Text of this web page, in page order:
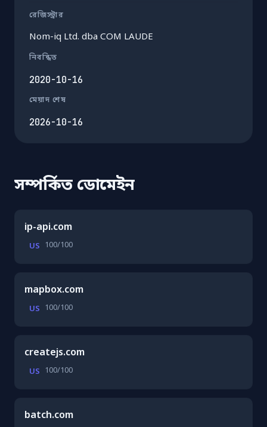
রেজিস্ট্রার
Nom-iq Ltd. dba COM LAUDE
নিবন্ধিত
2020-10-16
মেয়াদ শেষ
2026-10-16
সম্পর্কিত ডোমেইন
ip-api.com
US 100/100
mapbox.com
US 100/100
createjs.com
US 100/100
batch.com